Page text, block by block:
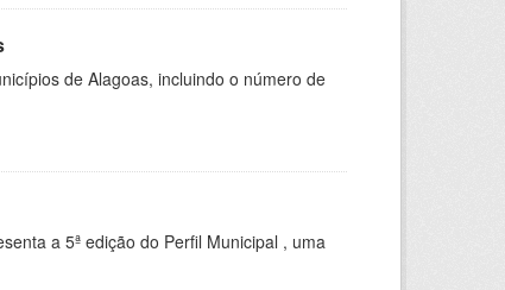
de Alagoas, incluindo o número de
a 5ª edição do Perfil Municipal , uma